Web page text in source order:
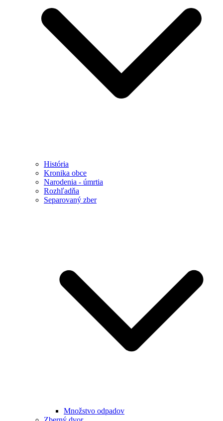
História
Kronika obce
Narodenia - úmrtia
Rozhľadňa
Separovaný zber
Množstvo odpadov